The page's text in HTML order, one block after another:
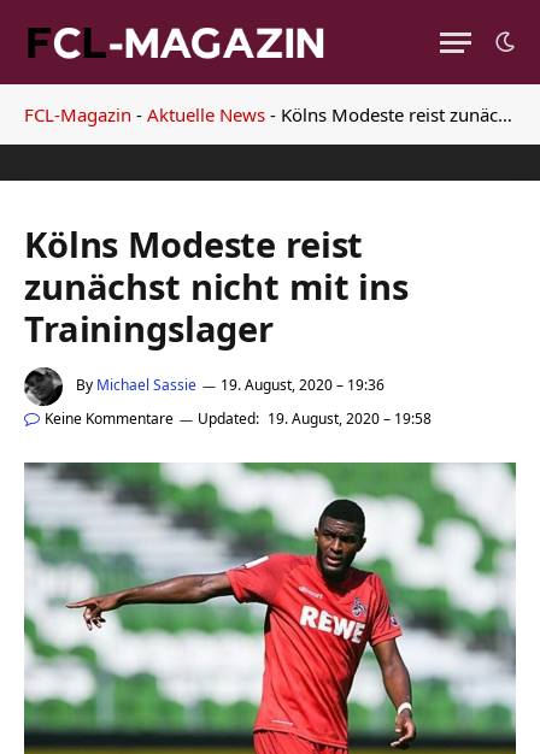
FCL-Magazin - Aktuelle News - Kölns Modeste reist zunächst nicht mit ins Trainingslager
Kölns Modeste reist
zunächst nicht mit ins
Trainingslager
By Michael Sassie
19. August, 2020 – 19:36
Keine Kommentare
Updated: 19. August, 2020 – 19:58